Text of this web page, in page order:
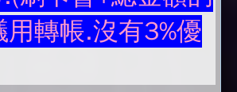
用轉帳.沒有3%優